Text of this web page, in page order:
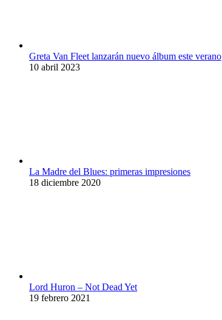
Greta Van Fleet lanzarán nuevo álbum este verano
10 abril 2023
La Madre del Blues: primeras impresiones
18 diciembre 2020
Lord Huron – Not Dead Yet
19 febrero 2021